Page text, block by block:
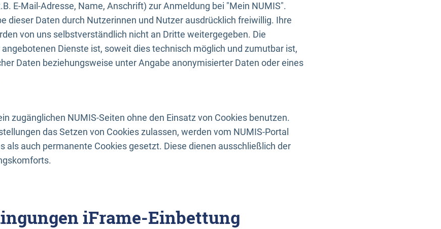
E-Mail-Adresse, Name, Anschrift) zur Anmeldung bei "Mein NUMIS".
dieser Daten durch Nutzerinnen und Nutzer ausdrücklich freiwillig. Ihre
von uns selbstverständlich nicht an Dritte weitergegeben. Die
Dienste ist, soweit dies technisch möglich und zumutbar ist,
Daten beziehungsweise unter Angabe anonymisierter Daten oder eines
zugänglichen NUMIS-Seiten ohne den Einsatz von Cookies benutzen.
das Setzen von Cookies zulassen, werden vom NUMIS-Portal
als auch permanente Cookies gesetzt. Diese dienen ausschließlich der
iFrame-Einbettung